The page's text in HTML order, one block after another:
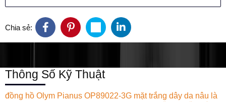
Chia sẻ:
Thông Số Kỹ Thuật
đồng hồ Olym Pianus OP89022-3G mặt trắng dây da nâu là